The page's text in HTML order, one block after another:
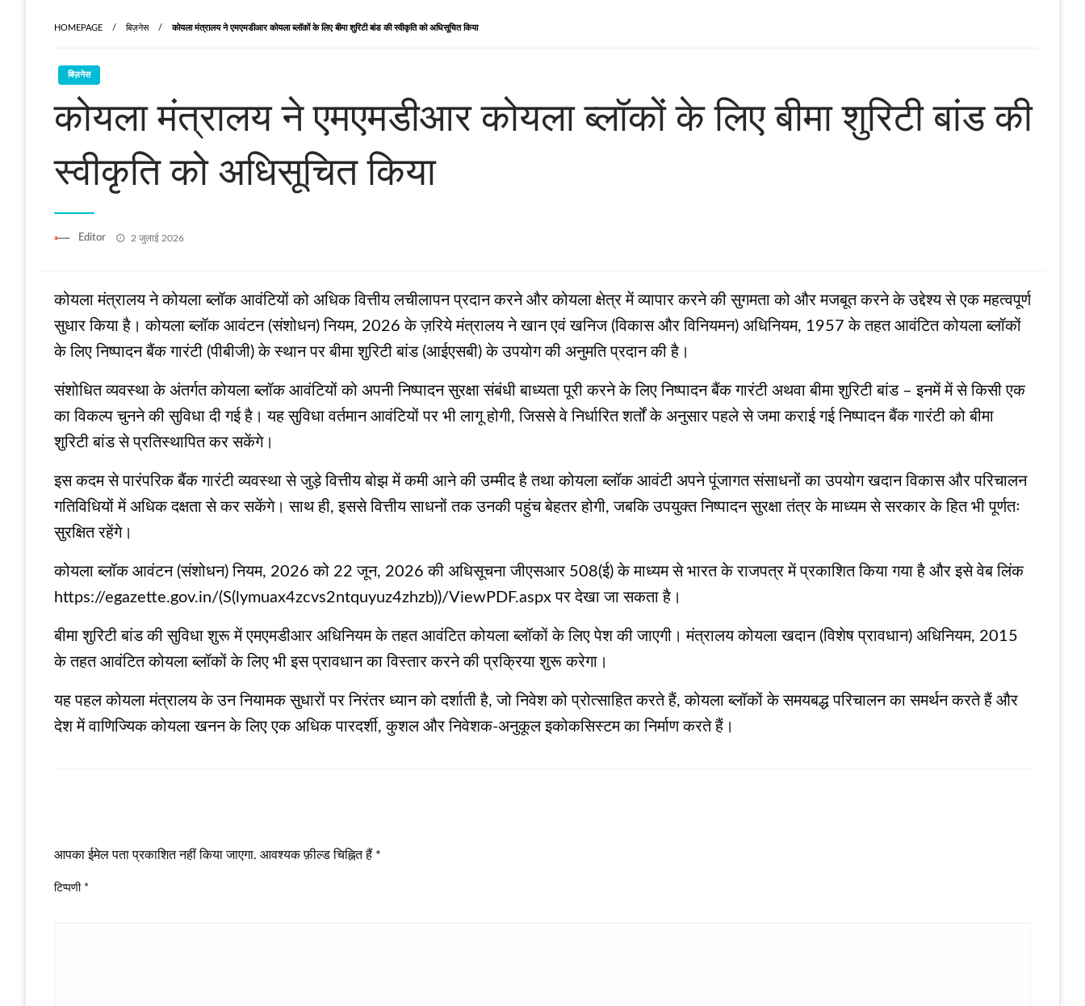
HOMEPAGE बिज़नेस कोयला मंत्रालय ने एमएमडीआर कोयला ब्लॉकों के लिए बीमा शुरिटी बांड की स्वीकृति को अधिसूचित किया
बिज़नेस
कोयला मंत्रालय ने एमएमडीआर कोयला ब्लॉकों के लिए बीमा शुरिटी बांड की
स्वीकृति को अधिसूचित किया
Editor
Posted
2 जुलाई 2026
कोयला मंत्रालय ने कोयला ब्लॉक आवंटियों को अधिक वित्तीय लचीलापन प्रदान करने और कोयला क्षेत्र में व्यापार करने की सुगमता को और मजबूत करने के उद्देश्य से एक महत्वपूर्ण
सुधार किया है। कोयला ब्लॉक आवंटन (संशोधन) नियम, 2026 के ज़रिये मंत्रालय ने खान एवं खनिज (विकास और विनियमन) अधिनियम, 1957 के तहत आवंटित कोयला ब्लॉकों
के लिए निष्पादन बैंक गारंटी (पीबीजी) के स्थान पर बीमा शुरिटी बांड (आईएसबी) के उपयोग की अनुमति प्रदान की है।
संशोधित व्यवस्था के अंतर्गत कोयला ब्लॉक आवंटियों को अपनी निष्पादन सुरक्षा संबंधी बाध्यता पूरी करने के लिए निष्पादन बैंक गारंटी अथवा बीमा शुरिटी बांड – इनमें में से किसी एक
का विकल्प चुनने की सुविधा दी गई है। यह सुविधा वर्तमान आवंटियों पर भी लागू होगी, जिससे वे निर्धारित शर्तों के अनुसार पहले से जमा कराई गई निष्पादन बैंक गारंटी को बीमा
शुरिटी बांड से प्रतिस्थापित कर सकेंगे।
इस कदम से पारंपरिक बैंक गारंटी व्यवस्था से जुड़े वित्तीय बोझ में कमी आने की उम्मीद है तथा कोयला ब्लॉक आवंटी अपने पूंजागत संसाधनों का उपयोग खदान विकास और परिचालन
गतिविधियों में अधिक दक्षता से कर सकेंगे। साथ ही, इससे वित्तीय साधनों तक उनकी पहुंच बेहतर होगी, जबकि उपयुक्त निष्पादन सुरक्षा तंत्र के माध्यम से सरकार के हित भी पूर्णतः
सुरक्षित रहेंगे।
कोयला ब्लॉक आवंटन (संशोधन) नियम, 2026 को 22 जून, 2026 की अधिसूचना जीएसआर 508(ई) के माध्यम से भारत के राजपत्र में प्रकाशित किया गया है और इसे वेब लिंक
https://egazette.gov.in/(S(lymuax4zcvs2ntquyuz4zhzb))/ViewPDF.aspx पर देखा जा सकता है।
बीमा शुरिटी बांड की सुविधा शुरू में एमएमडीआर अधिनियम के तहत आवंटित कोयला ब्लॉकों के लिए पेश की जाएगी। मंत्रालय कोयला खदान (विशेष प्रावधान) अधिनियम, 2015
के तहत आवंटित कोयला ब्लॉकों के लिए भी इस प्रावधान का विस्तार करने की प्रक्रिया शुरू करेगा।
यह पहल कोयला मंत्रालय के उन नियामक सुधारों पर निरंतर ध्यान को दर्शाती है, जो निवेश को प्रोत्साहित करते हैं, कोयला ब्लॉकों के समयबद्ध परिचालन का समर्थन करते हैं और
देश में वाणिज्यिक कोयला खनन के लिए एक अधिक पारदर्शी, कुशल और निवेशक-अनुकूल इकोकसिस्टम का निर्माण करते हैं।
आपका ईमेल पता प्रकाशित नहीं किया जाएगा. आवश्यक फ़ील्ड चिह्नित हैं *
टिप्पणी *